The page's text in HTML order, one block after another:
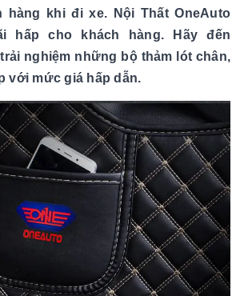
hàng khi đi xe. Nội Thất OneAuto
hấp cho khách hàng. Hãy đến
nghiệm những bộ thảm lót chân,
với mức giá hấp dẫn.